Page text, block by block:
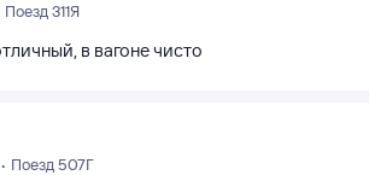
311Я
в вагоне чисто
Поезд 507Г